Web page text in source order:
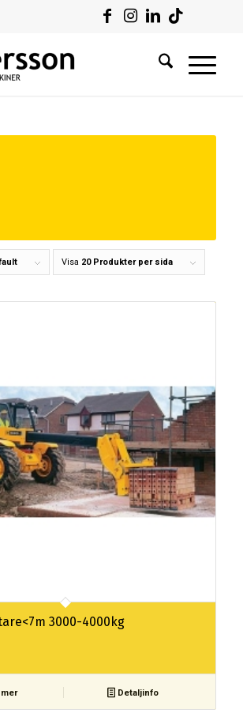
Visa 20 Produkter per sida
3000-4000kg
Detaljinfo